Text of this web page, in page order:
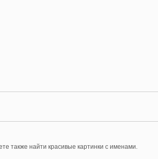
также найти красивые картинки с именами.